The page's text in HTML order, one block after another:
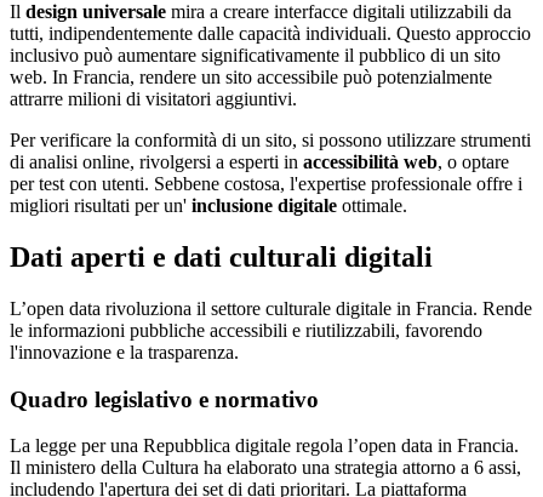
Il design universale mira a creare interfacce digitali utilizzabili da
tutti, indipendentemente dalle capacità individuali. Questo approccio
inclusivo può aumentare significativamente il pubblico di un sito
web. In Francia, rendere un sito accessibile può potenzialmente
attrarre milioni di visitatori aggiuntivi.
Per verificare la conformità di un sito, si possono utilizzare strumenti
di analisi online, rivolgersi a esperti in accessibilità web, o optare
per test con utenti. Sebbene costosa, l'expertise professionale offre i
migliori risultati per un' inclusione digitale ottimale.
Dati aperti e dati culturali digitali
L’open data rivoluziona il settore culturale digitale in Francia. Rende
le informazioni pubbliche accessibili e riutilizzabili, favorendo
l'innovazione e la trasparenza.
Quadro legislativo e normativo
La legge per una Repubblica digitale regola l’open data in Francia.
Il ministero della Cultura ha elaborato una strategia attorno a 6 assi,
includendo l'apertura dei set di dati prioritari. La piattaforma